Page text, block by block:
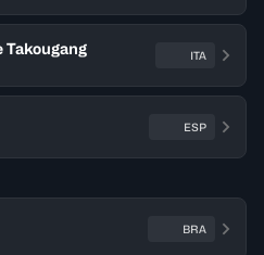
Takougang ITA
ESP
BRA